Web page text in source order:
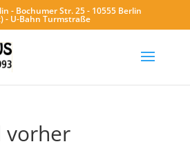
- Bochumer Str. 25 - 10555 Berlin
- U-Bahn Turmstraße
vorher